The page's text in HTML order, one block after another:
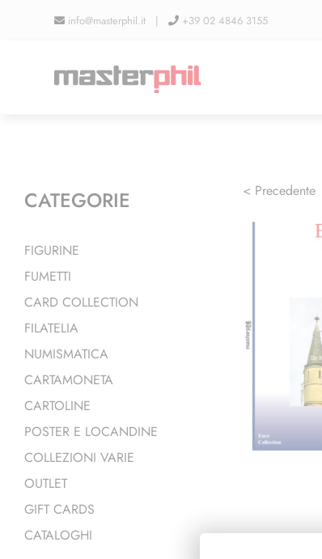
info@masterphil.it | +39 02 4846 3155
< Precedente
CATEGORIE
FIGURINE
FUMETTI
CARD COLLECTION
FILATELIA
NUMISMATICA
CARTAMONETA
CARTOLINE
POSTER E LOCANDINE
COLLEZIONI VARIE
OUTLET
GIFT CARDS
CATALOGHI